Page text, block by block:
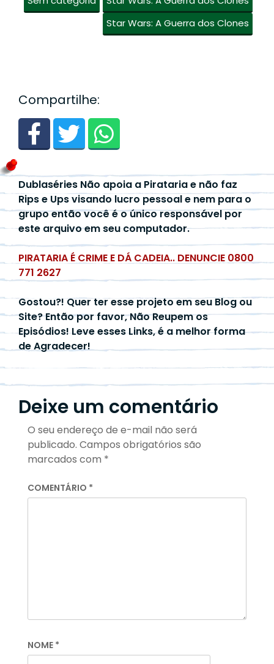
Star Wars: A Guerra dos Clones
Compartilhe:
Dublaséries Não apoia a Pirataria e não faz
Rips e Ups visando lucro pessoal e nem para o
grupo então você é o único responsável por
este arquivo em seu computador.
PIRATARIA É CRIME E DÁ CADEIA.. DENUNCIE 0800
771 2627
Gostou?! Quer ter esse projeto em seu Blog ou
Site? Então por favor, Não Reupem os
Episódios! Leve esses Links, é a melhor forma
de Agradecer!
Deixe um comentário
O seu endereço de e-mail não será
publicado. Campos obrigatórios são
marcados com *
COMENTÁRIO *
NOME *